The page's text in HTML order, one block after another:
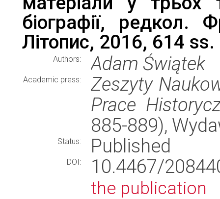
біографії,
Літопис, 2016, 614 ss.
Authors: Adam Świątek
Academic press:
Zeszyty
Prace
885-889),
Status: Published
DOI: 10.4467/
the publication